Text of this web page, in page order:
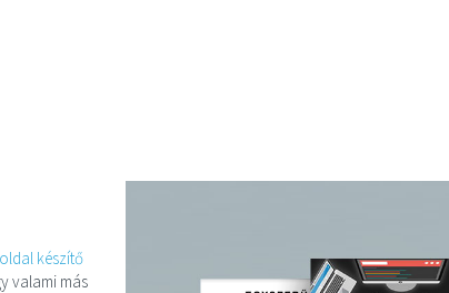
készítő
valami más